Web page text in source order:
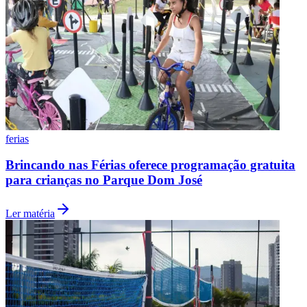
Santos
ferias
Brincando nas Férias oferece programação gratuita
para crianças no Parque Dom José
Ler matéria